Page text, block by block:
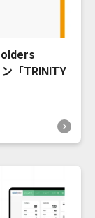
「TRINITY